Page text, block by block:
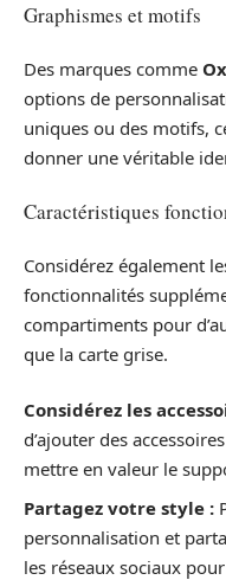
Graphismes et motifs
Des marques comme
options de
uniques ou des motifs,
donner une véritable
Caractéristiques
Considérez également
fonctionnalités
compartiments pour
que la carte grise.
Considérez les
d’ajouter des
mettre en valeur le
Partagez votre style :
personnalisation et
les réseaux sociaux